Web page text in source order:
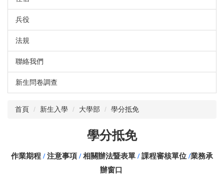
兵役
法規
聯絡我們
新生問卷調查
首頁 新生入學 大學部 學分抵免
學分抵免
作業期程 /注意事項 /相關辦法暨表單 /課程審核單位 /業務承
辦窗口